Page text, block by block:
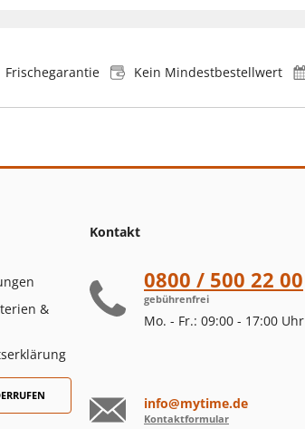
Frischegarantie Kein Mindestbestellwert
&
Kontakt
0800 / 500 22 00
gebührenfrei
Mo. - Fr.: 09:00 - 17:00 Uhr
info@mytime.de
Kontaktformular